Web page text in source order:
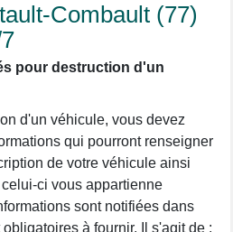
Combault (77)
pour destruction d'un
d'un véhicule, vous devez
qui pourront renseigner
de votre véhicule ainsi
ci vous appartienne
sont notifiées dans
à fournir. Il s'agit de :